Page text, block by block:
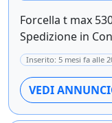
Forcella t max
Spedizione in
Inserito: 5 mesi fa alle
VEDI